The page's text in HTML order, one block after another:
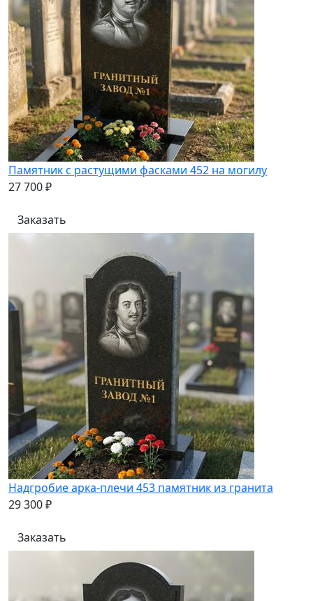
Памятник с растущими фасками 452 на могилу
27 700 ₽
Заказать
Надгробие арка-плечи 453 памятник из гранита
29 300 ₽
Заказать